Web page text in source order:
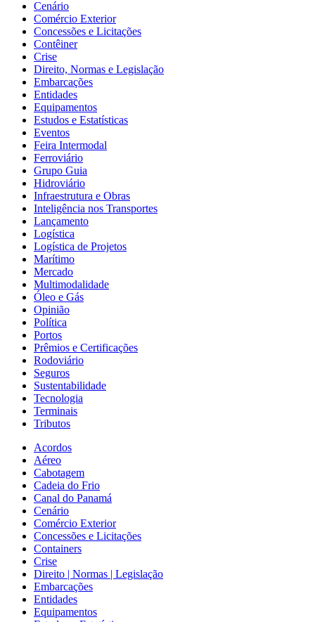
Cenário
Comércio Exterior
Concessões e Licitações
Contêiner
Crise
Direito, Normas e Legislação
Embarcações
Entidades
Equipamentos
Estudos e Estatísticas
Eventos
Feira Intermodal
Ferroviário
Grupo Guia
Hidroviário
Infraestrutura e Obras
Inteligência nos Transportes
Lançamento
Logística
Logística de Projetos
Marítimo
Mercado
Multimodalidade
Óleo e Gás
Opinião
Política
Portos
Prêmios e Certificações
Rodoviário
Seguros
Sustentabilidade
Tecnologia
Terminais
Tributos
Acordos
Aéreo
Cabotagem
Cadeia do Frio
Canal do Panamá
Cenário
Comércio Exterior
Concessões e Licitações
Containers
Crise
Direito | Normas | Legislação
Embarcações
Entidades
Equipamentos